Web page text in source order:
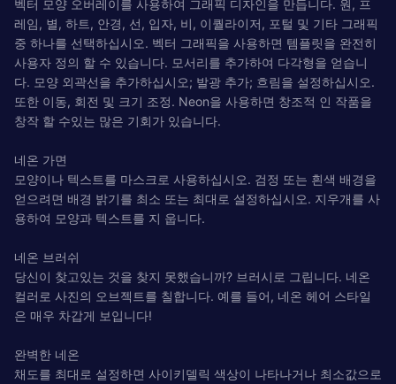
벡터 모양 오버레이를 사용하여 그래픽 디자인을 만듭니다. 원, 프
레임, 별, 하트, 안경, 선, 입자, 비, 이퀄라이저, 포털 및 기타 그래픽
중 하나를 선택하십시오. 벡터 그래픽을 사용하면 템플릿을 완전히
사용자 정의 할 수 있습니다. 모서리를 추가하여 다각형을 얻습니
다. 모양 외곽선을 추가하십시오; 발광 추가; 흐림을 설정하십시오.
또한 이동, 회전 및 크기 조정. Neon을 사용하면 창조적 인 작품을
창작 할 수있는 많은 기회가 있습니다.
네온 가면
모양이나 텍스트를 마스크로 사용하십시오. 검정 또는 흰색 배경을
얻으려면 배경 밝기를 최소 또는 최대로 설정하십시오. 지우개를 사
용하여 모양과 텍스트를 지 웁니다.
네온 브러쉬
당신이 찾고있는 것을 찾지 못했습니까? 브러시로 그립니다. 네온
컬러로 사진의 오브젝트를 칠합니다. 예를 들어, 네온 헤어 스타일
은 매우 차갑게 보입니다!
완벽한 네온
채도를 최대로 설정하면 사이키델릭 색상이 나타나거나 최소값으로